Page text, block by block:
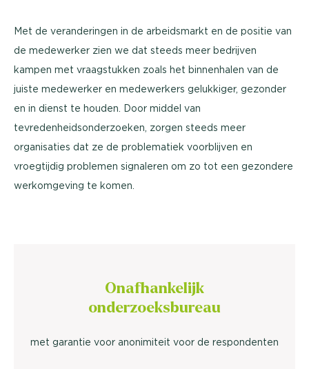
Met de veranderingen in de arbeidsmarkt en de positie van
de medewerker zien we dat steeds meer bedrijven
kampen met vraagstukken zoals het binnenhalen van de
juiste medewerker en medewerkers gelukkiger, gezonder
en in dienst te houden. Door middel van
tevredenheidsonderzoeken, zorgen steeds meer
organisaties dat ze de problematiek voorblijven en
vroegtijdig problemen signaleren om zo tot een gezondere
werkomgeving te komen.
Onafhankelijk
onderzoeksbureau
met garantie voor anonimiteit voor de respondenten